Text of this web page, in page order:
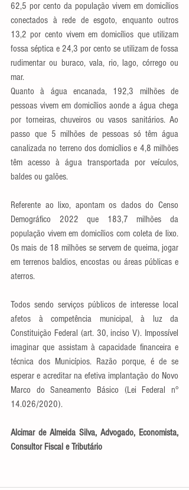
62,5 por cento da população vivem em domicílios
conectados à rede de esgoto, enquanto outros
13,2 por cento vivem em domicílios que utilizam
fossa séptica e 24,3 por cento se utilizam de fossa
rudimentar ou buraco, vala, rio, lago, córrego ou
mar.
Quanto à água encanada, 192,3 milhões de
pessoas vivem em domicílios aonde a água chega
por torneiras, chuveiros ou vasos sanitários. Ao
passo que 5 milhões de pessoas só têm água
canalizada no terreno dos domicílios e 4,8 milhões
têm acesso à água transportada por veículos,
baldes ou galões.
Referente ao lixo, apontam os dados do Censo
Demográfico 2022 que 183,7 milhões da
população vivem em domicílios com coleta de lixo.
Os mais de 18 milhões se servem de queima, jogar
em terrenos baldios, encostas ou áreas públicas e
aterros.
Todos sendo serviços públicos de interesse local
afetos à competência municipal, à luz da
Constituição Federal (art. 30, inciso V). Impossível
imaginar que assistam à capacidade financeira e
técnica dos Municípios. Razão porque, é de se
esperar e acreditar na efetiva implantação do Novo
Marco do Saneamento Básico (Lei Federal n°
14.026/2020).
Alcimar de Almeida Silva, Advogado, Economista,
Consultor Fiscal e Tributário